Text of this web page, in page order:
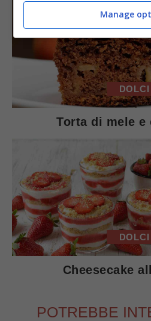
DOLCI
Torta di mele e
DOLCI
Cheesecake
POTREBBE
Manage